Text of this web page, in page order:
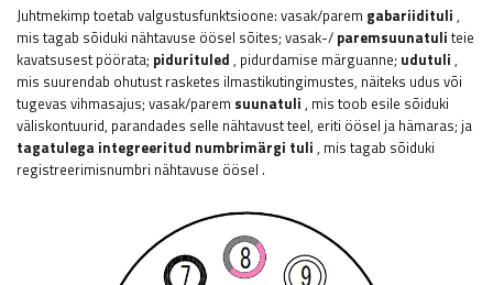
Juhtmekimp toetab valgustusfunktsioone: vasak/parem gabariidituli ,
mis tagab sõiduki nähtavuse öösel sõites; vasak-/ paremsuunatuli teie
kavatsusest pöörata; pidurituled , pidurdamise märguanne; udutuli ,
mis suurendab ohutust rasketes ilmastikutingimustes, näiteks udus või
tugevas vihmasajus; vasak/parem suunatuli , mis toob esile sõiduki
väliskontuurid, parandades selle nähtavust teel, eriti öösel ja hämaras; ja
tagatulega integreeritud numbrimärgi tuli , mis tagab sõiduki
registreerimisnumbri nähtavuse öösel .